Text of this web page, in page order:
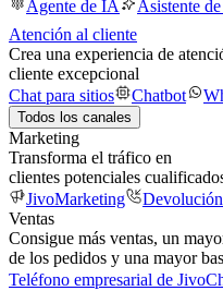
Agente de IA
Asistente
Atención al cliente
Crea una experiencia de
cliente excepcional
Chat para sitios
Chatbot
Todos los canales
Marketing
Transforma el tráfico en
clientes potenciales
JivoMarketing
Ventas
Consigue más ventas, un
de los pedidos y una mayor
Teléfono empresarial de